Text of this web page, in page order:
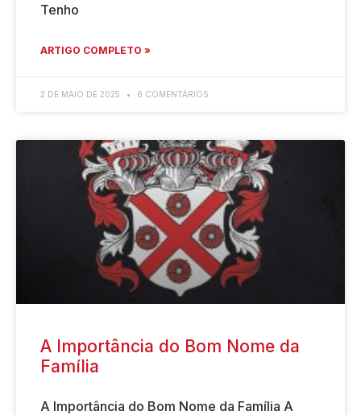
Tenho
ARTIGO COMPLETO »
2 DE MAIO DE 2025 6 COMENTÁRIOS
A Importância do Bom Nome da
Família
A Importância do Bom Nome da Família A